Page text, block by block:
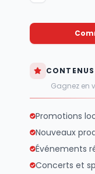
Gagnez en
Promotions
Nouveaux
Événements
Concerts et